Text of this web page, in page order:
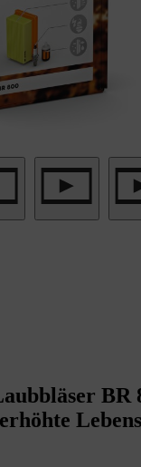
BR